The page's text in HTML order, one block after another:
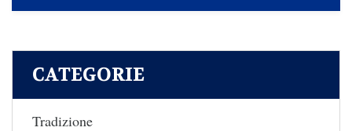
CATEGORIE
Tradizione